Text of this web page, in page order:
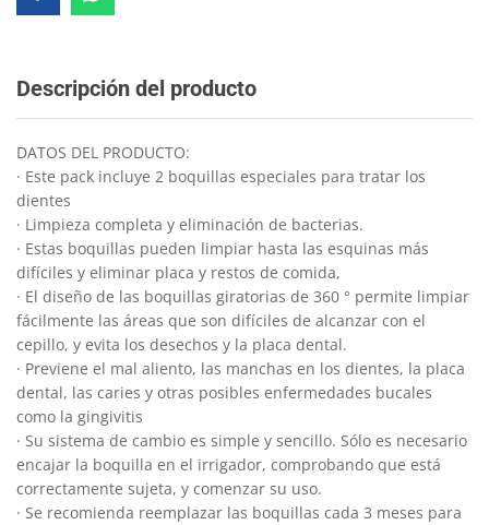
Descripción del producto
DATOS DEL PRODUCTO:
· Este pack incluye 2 boquillas especiales para tratar los
dientes
· Limpieza completa y eliminación de bacterias.
· Estas boquillas pueden limpiar hasta las esquinas más
difíciles y eliminar placa y restos de comida,
· El diseño de las boquillas giratorias de 360 ° permite limpiar
fácilmente las áreas que son difíciles de alcanzar con el
cepillo, y evita los desechos y la placa dental.
· Previene el mal aliento, las manchas en los dientes, la placa
dental, las caries y otras posibles enfermedades bucales
como la gingivitis
· Su sistema de cambio es simple y sencillo. Sólo es necesario
encajar la boquilla en el irrigador, comprobando que está
correctamente sujeta, y comenzar su uso.
· Se recomienda reemplazar las boquillas cada 3 meses para